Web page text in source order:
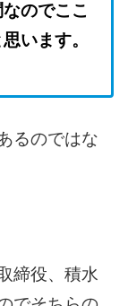
のでここ
います。
るのではな
締役、積水